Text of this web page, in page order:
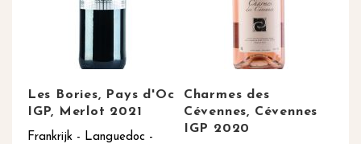
Les Bories, Pays d'Oc
IGP, Merlot 2021
Frankrijk - Languedoc -
Charmes des
Cévennes, Cévennes
IGP 2020